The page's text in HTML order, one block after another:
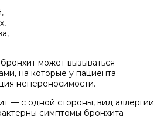
может вызываться
на которые у пациента
непереносимости.
— с одной стороны, вид аллергии.
симптомы бронхита —